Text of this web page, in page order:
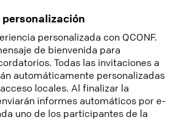
personalizada con QCONF.
de bienvenida para
Todas las invitaciones a
automáticamente personalizadas
locales. Al finalizar la
informes automáticos por e-
uno de los participantes de la